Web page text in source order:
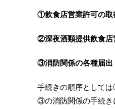
①飲食店営業許可の取
②深夜酒類提供飲食店
③消防関係の各種届出
手続きの順序として
③の消防関係の手続き